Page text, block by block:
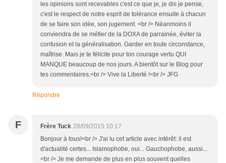
les opinions sont recevables c'est ce que je, je dis je pense,
c'est le respect de notre esprit de tolérance ensuite à chacun
de se faire son idée, son jugement. <br /> Néanmoins il
conviendra de se méfier de la DOXA de parrainée, éviter la
confusion et la généralisation. Garder en toute circonstance,
maîtrise. Mais je te félicite pour ton courage vertu QUI
MANQUE beaucoup de nos jours. A bientôt sur le Blog pour
tes commentaires.<br /> Vive la Liberté !<br /> JFG
Répondre
F Frère Tuck 28/09/2015 10:17
Bonjour à tous!<br /> J'ai lu cet article avec intérêt: il est
d'actualité certes... Islamophobe, oui... Gauchophobe, aussi...
<br /> Je me demande de plus en plus souvent quelles